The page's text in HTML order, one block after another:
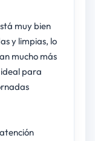
muy bien
y limpias, lo
mucho más
para